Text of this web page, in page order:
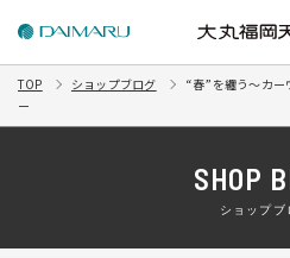
TOP ショップブログ
“春”を纏う～カー
ー
SHOP
ショップブ